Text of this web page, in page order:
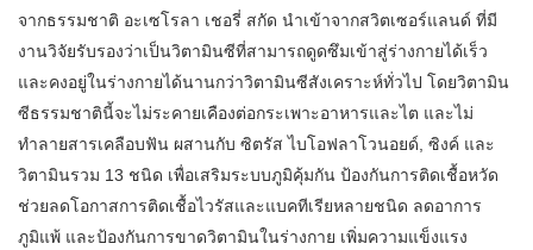
จากธรรมชาติ อะเซโรลา เชอรี่ สกัด นำเข้าจากสวิตเซอร์แลนด์ ที่มี
งานวิจัยรับรองว่าเป็นวิตามินซีที่สามารถดูดซึมเข้าสู่ร่างกายได้เร็ว
และคงอยู่ในร่างกายได้นานกว่าวิตามินซีสังเคราะห์ทั่วไป โดยวิตามิน
ซีธรรมชาตินี้จะไม่ระคายเคืองต่อกระเพาะอาหารและไต และไม่
ทำลายสารเคลือบฟัน ผสานกับ ซิตรัส ไบโอฟลาโวนอยด์, ซิงค์ และ
วิตามินรวม 13 ชนิด เพื่อเสริมระบบภูมิคุ้มกัน ป้องกันการติดเชื้อหวัด
ช่วยลดโอกาสการติดเชื้อไวรัสและแบคทีเรียหลายชนิด ลดอาการ
ภูมิแพ้ และป้องกันการขาดวิตามินในร่างกาย เพิ่มความแข็งแรง